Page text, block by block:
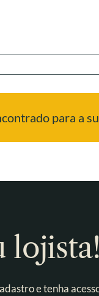
para a
lojista!
e tenha